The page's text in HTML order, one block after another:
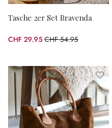
Tasche 2er Set Bravenda
CHF 29.95 CHF 54.95
(45.5% gespart)